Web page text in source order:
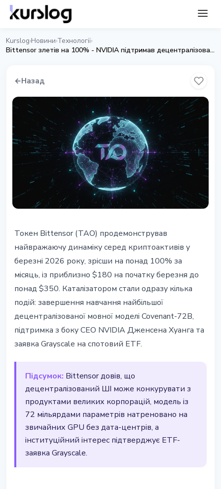
Kurslog›Новини›Технології›
Bittensor злетів на 100% - NVIDIA підтримав децентралізований ШІ
←Назад
Bittensor злетів на 100% за
місяць - CEO NVIDIA підтримав
децентралізований ШІ
25 березня 2026 р.3 хв читання
Наталія Дорофєєва
Токен Bittensor (TAO) продемонстрував
найвражаючу динаміку серед криптоактивів у
березні 2026 року, зрісши на понад 100% за
місяць, із приблизно $180 на початку березня до
понад $350. Каталізатором стали одразу кілька
подій: завершення навчання найбільшої
децентралізованої мовної моделі Covenant-72B,
підтримка з боку CEO NVIDIA Дженсена Хуанга та
заявка Grayscale на спотовий ETF.
Підсумок: Bittensor довів, що
децентралізований ШІ може конкурувати з
продуктами великих корпорацій, модель із
72 мільярдами параметрів натреновано на
звичайних GPU без дата-центрів, а
інституційний інтерес підтверджує ETF-
заявка Grayscale.